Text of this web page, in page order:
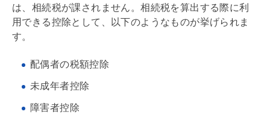
は、 相続税が課されません。相続税を算出する際に利
用できる控除として、以下のようなものが挙げられま
す。
配偶者の税額控除
未成年者控除
障害者控除